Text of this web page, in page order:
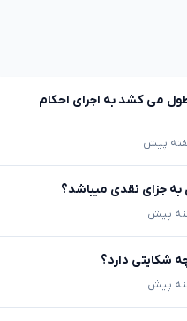
می کشد به اجرای احکام
جزای نقدی میباشد؟
شکایتی دارد؟